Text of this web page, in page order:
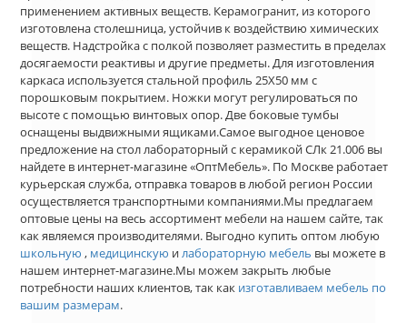
применением активных веществ. Керамогранит, из которого
изготовлена столешница, устойчив к воздействию химических
веществ. Надстройка с полкой позволяет разместить в пределах
досягаемости реактивы и другие предметы. Для изготовления
каркаса используется стальной профиль 25Х50 мм с
порошковым покрытием. Ножки могут регулироваться по
высоте с помощью винтовых опор. Две боковые тумбы
оснащены выдвижными ящиками.Самое выгодное ценовое
предложение на стол лабораторный с керамикой СЛк 21.006 вы
найдете в интернет-магазине «ОптМебель». По Москве работает
курьерская служба, отправка товаров в любой регион России
осуществляется транспортными компаниями.Мы предлагаем
оптовые цены на весь ассортимент мебели на нашем сайте, так
как являемся производителями. Выгодно купить оптом любую
школьную , медицинскую илабораторную мебель вы можете в
нашем интернет-магазине.Мы можем закрыть любые
потребности наших клиентов, так как изготавливаем мебель по
вашим размерам.